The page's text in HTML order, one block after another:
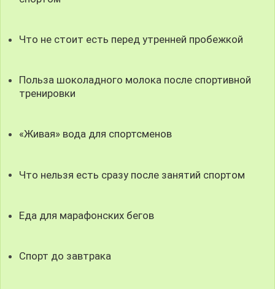
Что не стоит есть перед утренней пробежкой
Польза шоколадного молока после спортивной
тренировки
«Живая» вода для спортсменов
Что нельзя есть сразу после занятий спортом
Еда для марафонских бегов
Спорт до завтрака